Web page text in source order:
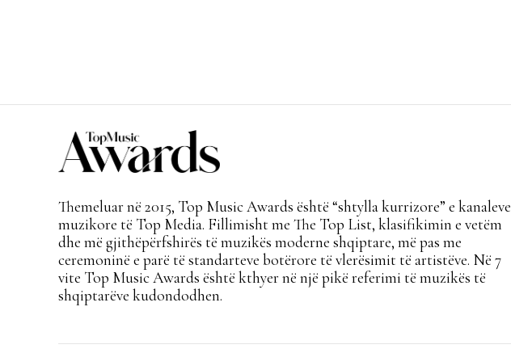
Themeluar në 2015, Top Music Awards është “shtylla kurrizore” e kanaleve
muzikore të Top Media. Fillimisht me The Top List, klasifikimin e vetëm
dhe më gjithëpërfshirës të muzikës moderne shqiptare, më pas me
ceremoninë e parë të standarteve botërore të vlerësimit të artistëve. Në 7
vite Top Music Awards është kthyer në një pikë referimi të muzikës të
shqiptarëve kudondodhen.